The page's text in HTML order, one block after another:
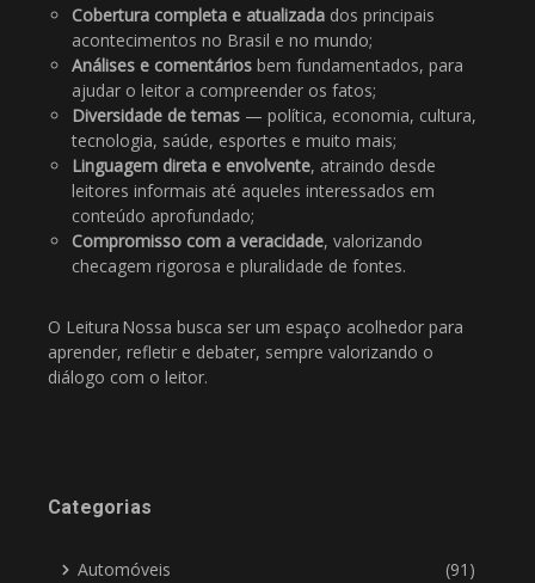
Cobertura completa e atualizada dos principais
acontecimentos no Brasil e no mundo;
Análises e comentários bem fundamentados, para
ajudar o leitor a compreender os fatos;
Diversidade de temas — política, economia, cultura,
tecnologia, saúde, esportes e muito mais;
Linguagem direta e envolvente, atraindo desde
leitores informais até aqueles interessados em
conteúdo aprofundado;
Compromisso com a veracidade, valorizando
checagem rigorosa e pluralidade de fontes.
O Leitura Nossa busca ser um espaço acolhedor para
aprender, refletir e debater, sempre valorizando o
diálogo com o leitor.
Categorias
Automóveis (91)